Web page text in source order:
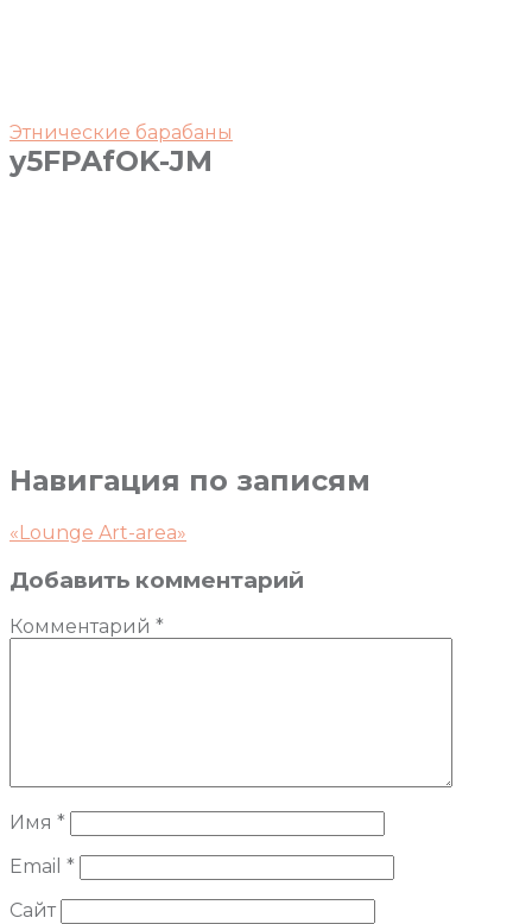
Этнические барабаны
y5FPAfOK-JM
Навигация по записям
«Lounge Art-area»
Добавить комментарий
Комментарий *
Имя *
Email *
Сайт